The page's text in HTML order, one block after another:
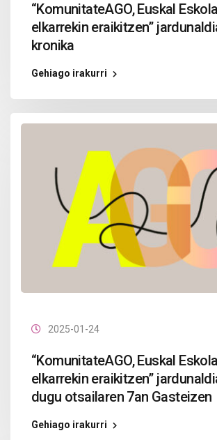
“KomunitateAGO, Euskal
elkarrekin eraikitzen”
kronika
Gehiago irakurri
2025-01-24
“KomunitateAGO, Euskal
elkarrekin eraikitzen”
dugu otsailaren 7an Gasteizen
Gehiago irakurri